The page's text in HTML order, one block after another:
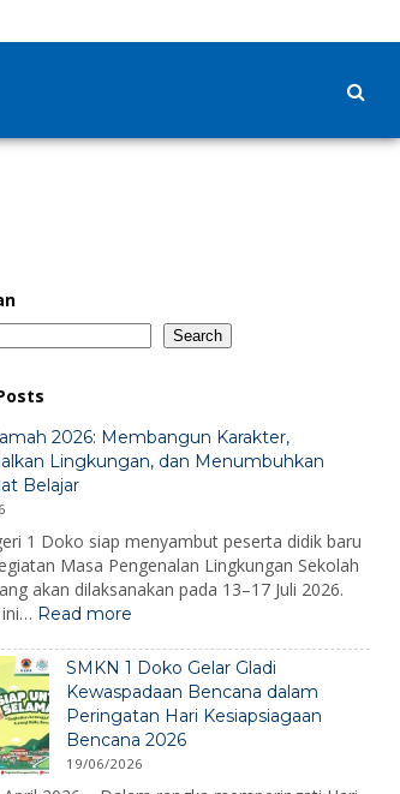
Search
2026: Membangun Karakter,
Lingkungan, dan Menumbuhkan
Belajar
1 Doko siap menyambut peserta didik baru
Masa Pengenalan Lingkungan Sekolah
akan dilaksanakan pada 13–17 Juli 2026.
ini… Read more:
Ramah
2026:
Membangun
Karakter,
Mengenalkan
Lingkungan,
SMKN 1 Doko Gelar Gladi
Kewaspadaan Bencana dalam
Peringatan Hari Kesiapsiagaan
Bencana 2026
19/06/2026